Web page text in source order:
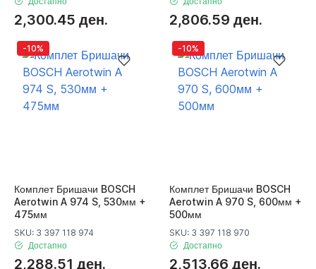
2,300.45 ден. 2,806.59 ден.
-10%
Комплет Бришачи BOSCH
Aerotwin A 974 S, 530мм +
475мм
SKU: 3 397 118 974
Достапно
2,288.51 ден.
-10%
Комплет Бришачи BOSCH
Aerotwin A 970 S, 600мм +
500мм
SKU: 3 397 118 970
Достапно
2,513.66 ден.